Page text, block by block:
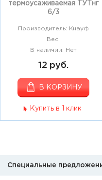
термоусаживаемая ТУТнг
6/3
Производитель: Кнауф
Вес:
В наличии: Нет
12 руб.
В КОРЗИНУ
Купить в 1 клик
Специальные